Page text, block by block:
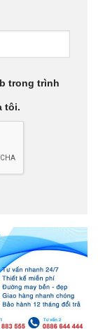
trong trình
tôi.